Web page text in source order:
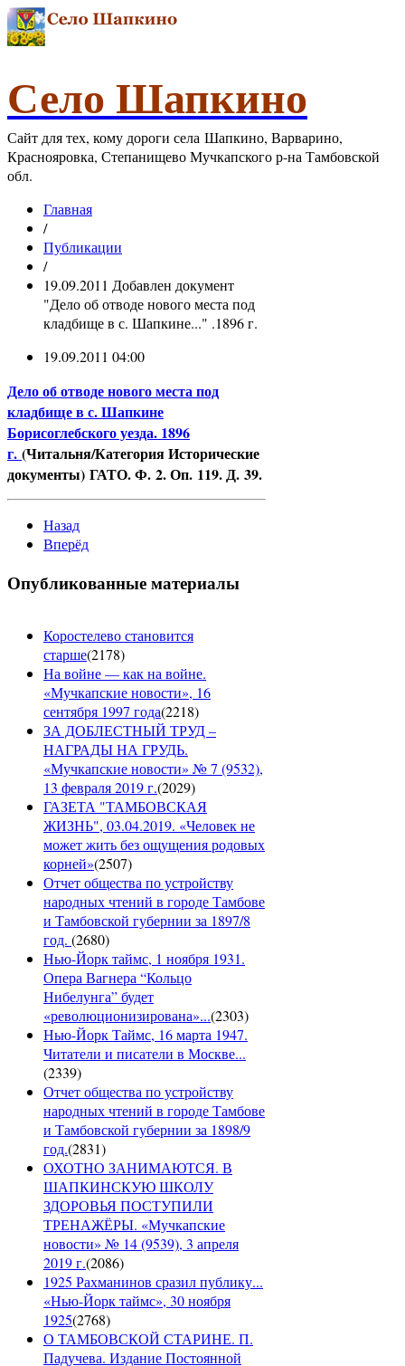
Село Шапкино
Сайт для тех, кому дороги села Шапкино, Варварино,
Краснояровка, Степанищево Мучкапского р-на Тамбовской
обл.
Главная
/
Публикации
/
19.09.2011 Добавлен документ
"Дело об отводе нового места под
кладбище в с. Шапкине..." .1896 г.
19.09.2011 04:00
Дело об отводе нового места под
кладбище в с. Шапкине
Борисоглебского уезда. 1896
г. (Читальня/Категория Исторические
документы) ГАТО. Ф. 2. Оп. 119. Д. 39.
Назад
Вперёд
Опубликованные материалы
Коростелево становится
старше(2178)
На войне — как на войне.
«Мучкапские новости», 16
сентября 1997 года(2218)
ЗА ДОБЛЕСТНЫЙ ТРУД –
НАГРАДЫ НА ГРУДЬ.
«Мучкапские новости» № 7 (9532),
13 февраля 2019 г.(2029)
ГАЗЕТА "ТАМБОВСКАЯ
ЖИЗНЬ", 03.04.2019. «Человек не
может жить без ощущения родовых
корней»(2507)
Отчет общества по устройству
народных чтений в городе Тамбове
и Тамбовской губернии за 1897/8
год. (2680)
Нью-Йорк таймс, 1 ноября 1931.
Опера Вагнера “Кольцо
Нибелунга” будет
«революционизирована»...(2303)
Нью-Йорк Таймс, 16 марта 1947.
Читатели и писатели в Москве...
(2339)
Отчет общества по устройству
народных чтений в городе Тамбове
и Тамбовской губернии за 1898/9
год.(2831)
ОХОТНО ЗАНИМАЮТСЯ. В
ШАПКИНСКУЮ ШКОЛУ
ЗДОРОВЬЯ ПОСТУПИЛИ
ТРЕНАЖЁРЫ. «Мучкапские
новости» № 14 (9539), 3 апреля
2019 г.(2086)
1925 Рахманинов сразил публику...
«Нью-Йорк таймс», 30 ноября
1925(2768)
О ТАМБОВСКОЙ СТАРИНЕ. П.
Падучева. Издание Постоянной